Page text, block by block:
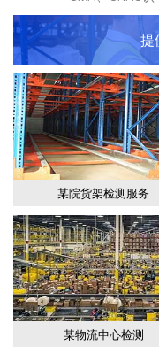
提
某院货架检测服务
某物流中心检测